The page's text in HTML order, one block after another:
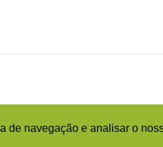
de navegação e analisar o